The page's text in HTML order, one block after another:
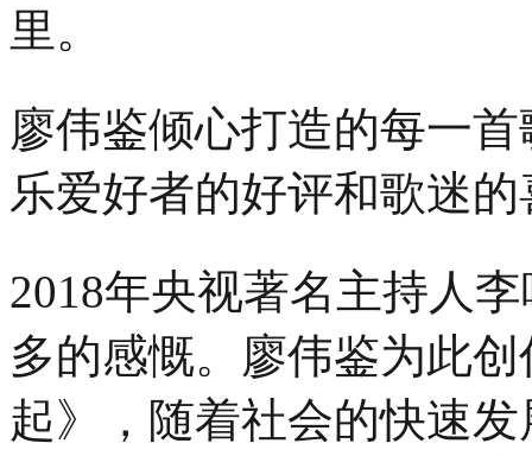
里。
廖伟鉴倾心打造的每一
乐爱好者的好评和歌迷
2018年央视著名主持人
多的感慨。廖伟鉴为此
起》，随着社会的快速